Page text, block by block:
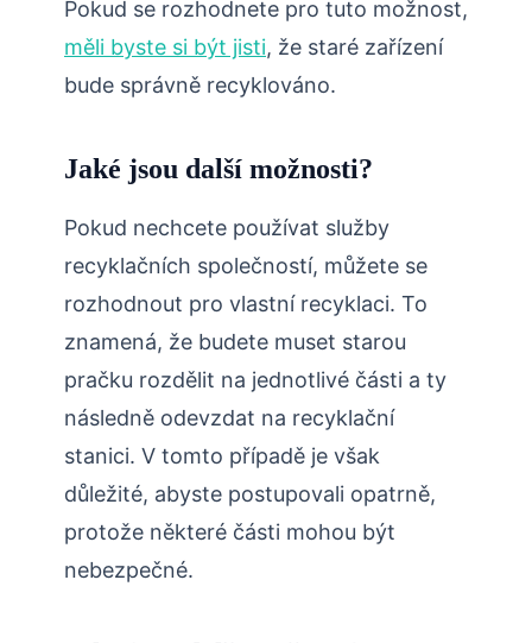
Pokud se rozhodnete pro tuto možnost,
měli byste si být jisti, že staré zařízení
bude správně recyklováno.
Jaké jsou další možnosti?
Pokud nechcete používat služby
recyklačních společností, můžete se
rozhodnout pro vlastní recyklaci. To
znamená, že budete muset starou
pračku rozdělit na jednotlivé části a ty
následně odevzdat na recyklační
stanici. V tomto případě je však
důležité, abyste postupovali opatrně,
protože některé části mohou být
nebezpečné.